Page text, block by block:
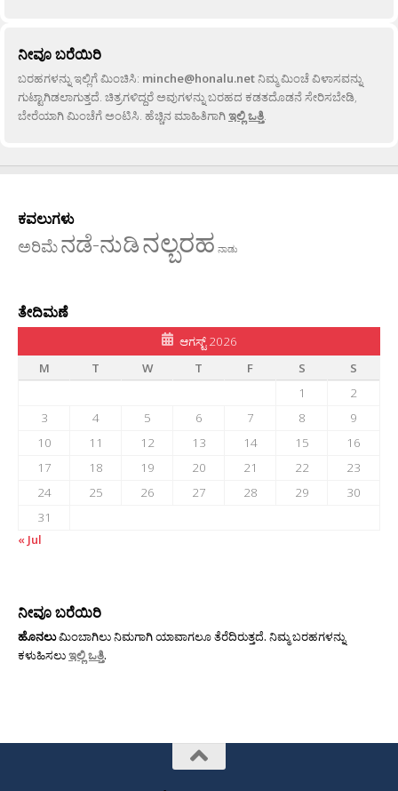
ನೀವೂ ಬರೆಯಿರಿ
ಬರಹಗಳನ್ನು ಇಲ್ಲಿಗೆ ಮಿಂಚಿಸಿ: minche@honalu.netನಿಮ್ಮ ಮಿಂಚೆ ವಿಳಾಸವನ್ನು
ಗುಟ್ಟಾಗಿಡಲಾಗುತ್ತದೆ. ಚಿತ್ರಗಳಿದ್ದರೆ ಅವುಗಳನ್ನು ಬರಹದ ಕಡತದೊಡನೆ ಸೇರಿಸಬೇಡಿ,
ಬೇರೆಯಾಗಿ ಮಿಂಚೆಗೆ ಅಂಟಿಸಿ. ಹೆಚ್ಚಿನ ಮಾಹಿತಿಗಾಗಿಇಲ್ಲಿ ಒತ್ತಿ.
ಕವಲುಗಳು
ಅರಿಮೆನಡೆ-ನುಡಿನಲ್ಬರಹ ನಾಡು
ತೇದಿಮಣೆ
ಆಗಸ್ಟ್ 2026
M
T W T F S
S
1
2
3
4 5 6 7 8
9
10
11 12 13 14 15
16
17
18 19 20 21 22
23
24
25 26 27 28 29
30
31
« Jul
ನೀವೂ ಬರೆಯಿರಿ
ಹೊನಲುಮಿಂಬಾಗಿಲು ನಿಮಗಾಗಿ ಯಾವಾಗಲೂ ತೆರೆದಿರುತ್ತದೆ. ನಿಮ್ಮ ಬರಹಗಳನ್ನು
ಕಳುಹಿಸಲುಇಲ್ಲಿ ಒತ್ತಿ.